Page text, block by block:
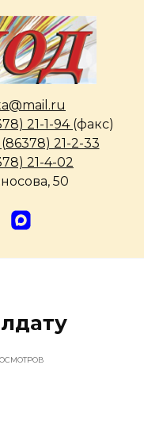
21-1-94 (факс)
21-2-33
21-4-02
50